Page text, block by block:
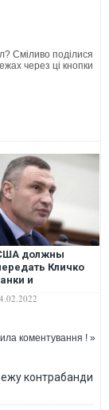
Сміливо поділися
через ці кнопки
должны
Кличко
и
операции
коментування ! »
контрабанди